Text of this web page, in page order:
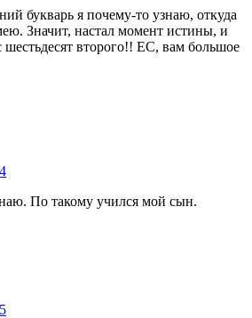
букварь я почему-то узнаю, откуда
Значит, настал момент истины, и
шестьдесят второго!! ЕС, вам большое
По такому учился мой сын.